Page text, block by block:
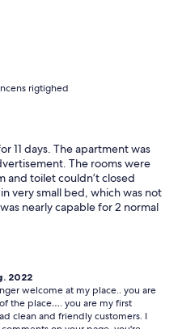
We would definitely
rigtighed
11 days. The apartment was
The rooms were
and toilet couldn’t closed
very small bed, which was not
nearly capable for 2 normal
was not really clean,
was green. Also, the
the owner of the
2022
welcome at my place.. you are
the place…. you are my first
clean and friendly customers. I